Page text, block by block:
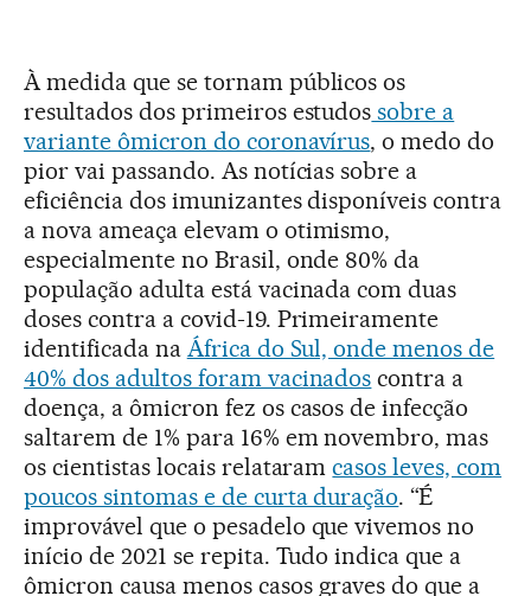
À medida que se tornam públicos os
resultados dos primeiros estudos sobre a
variante ômicron do coronavírus, o medo do
pior vai passando. As notícias sobre a
eficiência dos imunizantes disponíveis contra
a nova ameaça elevam o otimismo,
especialmente no Brasil, onde 80% da
população adulta está vacinada com duas
doses contra a covid-19. Primeiramente
identificada na África do Sul, onde menos de
40% dos adultos foram vacinados contra a
doença, a ômicron fez os casos de infecção
saltarem de 1% para 16% em novembro, mas
os cientistas locais relataramcasos leves, com
poucos sintomas e de curta duração. “É
improvável que o pesadelo que vivemos no
início de 2021 se repita. Tudo indica que a
ômicron causa menos casos graves do que a